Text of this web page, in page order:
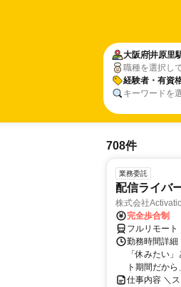
大阪府井原里
職種を選択し
経験者・有資
キーワードを
708件
業務委託
配信ライバ
株式会社
完全歩合制
フルリモート
勤務時間詳細
「休みたい
ト期間だか
仕事内容 ＼